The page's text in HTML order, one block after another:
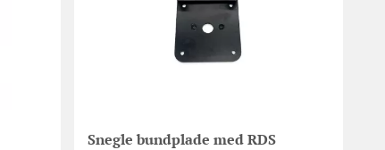
Snegle bundplade med RDS